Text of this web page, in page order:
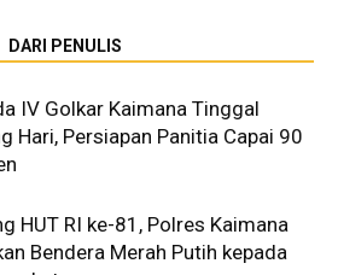
DARI PENULIS
IV Golkar Kaimana Tinggal
Hari, Persiapan Panitia Capai 90
HUT RI ke-81, Polres Kaimana
Bendera Merah Putih kepada